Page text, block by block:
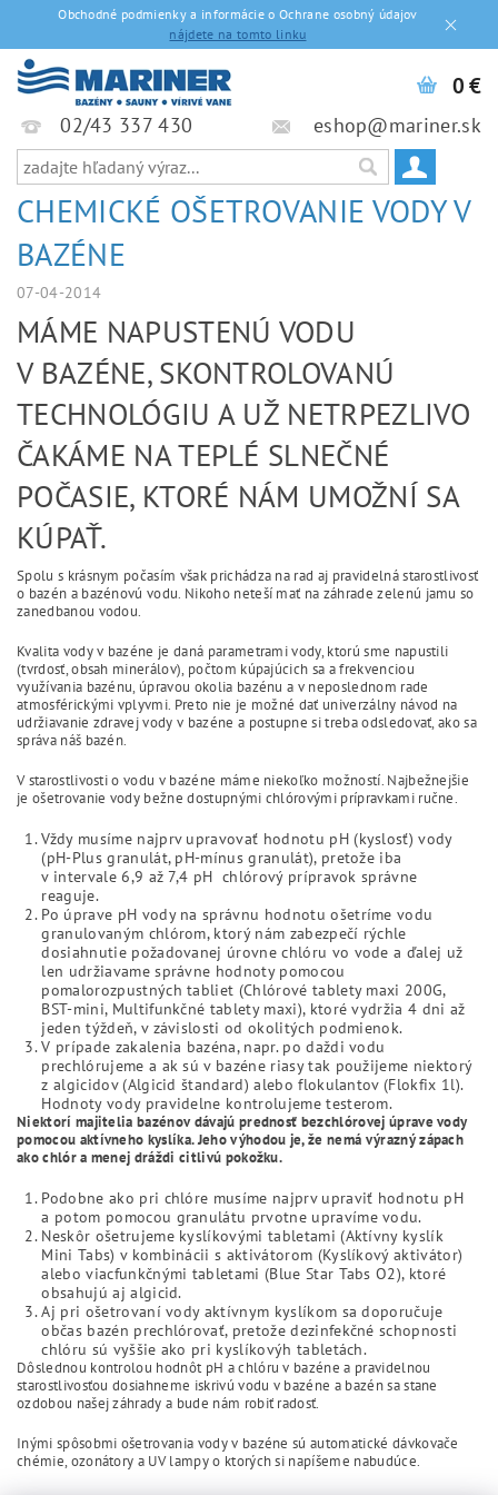
Obchodné podmienky a informácie o Ochrane osobný údajov
nájdete na tomto linku
02/43 337 430 eshop@mariner.sk
0 €
CHEMICKÉ OŠETROVANIE VODY V
BAZÉNE
07-04-2014
MÁME NAPUSTENÚ VODU
V BAZÉNE, SKONTROLOVANÚ
TECHNOLÓGIU A UŽ NETRPEZLIVO
ČAKÁME NA TEPLÉ SLNEČNÉ
POČASIE, KTORÉ NÁM UMOŽNÍ SA
KÚPAŤ.
Spolu s krásnym počasím však prichádza na rad aj pravidelná starostlivosť
o bazén a bazénovú vodu. Nikoho neteší mať na záhrade zelenú jamu so
zanedbanou vodou.
Kvalita vody v bazéne je daná parametrami vody, ktorú sme napustili
(tvrdosť, obsah minerálov), počtom kúpajúcich sa a frekvenciou
využívania bazénu, úpravou okolia bazénu a v neposlednom rade
atmosférickými vplyvmi. Preto nie je možné dať univerzálny návod na
udržiavanie zdravej vody v bazéne a postupne si treba odsledovať, ako sa
správa náš bazén.
V starostlivosti o vodu v bazéne máme niekoľko možností. Najbežnejšie
je ošetrovanie vody bežne dostupnými chlórovými prípravkami ručne.
Vždy musíme najprv upravovať hodnotu pH (kyslosť) vody
(pH-Plus granulát, pH-mínus granulát), pretože iba
v intervale 6,9 až 7,4 pH chlórový prípravok správne
reaguje.
Po úprave pH vody na správnu hodnotu ošetríme vodu
granulovaným chlórom, ktorý nám zabezpečí rýchle
dosiahnutie požadovanej úrovne chlóru vo vode a ďalej už
len udržiavame správne hodnoty pomocou
pomalorozpustných tabliet (Chlórové tablety maxi 200G,
BST-mini, Multifunkčné tablety maxi), ktoré vydržia 4 dni až
jeden týždeň, v závislosti od okolitých podmienok.
V prípade zakalenia bazéna, napr. po daždi vodu
prechlórujeme a ak sú v bazéne riasy tak použijeme niektorý
z algicidov (Algicid štandard) alebo flokulantov (Flokfix 1l).
Hodnoty vody pravidelne kontrolujeme testerom.
Niektorí majitelia bazénov dávajú prednosť bezchlórovej úprave vody
pomocou aktívneho kyslíka. Jeho výhodou je, že nemá výrazný zápach
ako chlór a menej dráždi citlivú pokožku.
Podobne ako pri chlóre musíme najprv upraviť hodnotu pH
a potom pomocou granulátu prvotne upravíme vodu.
Neskôr ošetrujeme kyslíkovými tabletami (Aktívny kyslík
Mini Tabs) v kombinácii s aktivátorom (Kyslíkový aktivátor)
alebo viacfunkčnými tabletami (Blue Star Tabs O2), ktoré
obsahujú aj algicid.
Aj pri ošetrovaní vody aktívnym kyslíkom sa doporučuje
občas bazén prechlórovať, pretože dezinfekčné schopnosti
chlóru sú vyššie ako pri kyslíkovýh tabletách.
Dôslednou kontrolou hodnôt pH a chlóru v bazéne a pravidelnou
starostlivosťou dosiahneme iskrivú vodu v bazéne a bazén sa stane
ozdobou našej záhrady a bude nám robiť radosť.
Inými spôsobmi ošetrovania vody v bazéne sú automatické dávkovače
chémie, ozonátory a UV lampy o ktorých si napíšeme nabudúce.